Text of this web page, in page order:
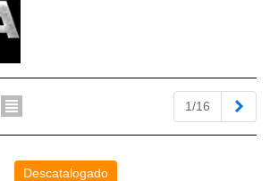
1/16
Descatalogado